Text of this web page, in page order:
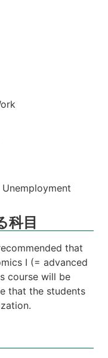
科目
that
I (= advanced
course will be
that the students